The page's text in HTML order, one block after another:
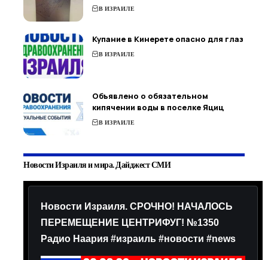
В ИЗРАИЛЕ
Купание в Кинерете опасно для глаз
В ИЗРАИЛЕ
Объявлено о обязательном
кипячении воды в поселке Яциц
В ИЗРАИЛЕ
Новости Израиля и мира. Дайджест СМИ